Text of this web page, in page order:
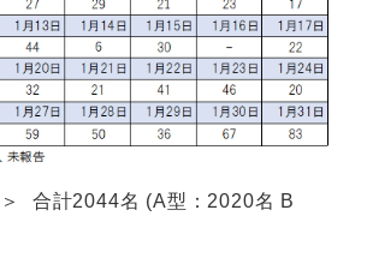
合計2044名 (A型：2020名 B